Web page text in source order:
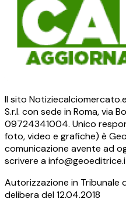
Il sito
S.r.l. con sede in Roma, via
09724341004. Unico
foto, video e grafiche) è
comunicazione avente ad
scrivere a
Autorizzazione in Tribunale
delibera del 12.04.2018